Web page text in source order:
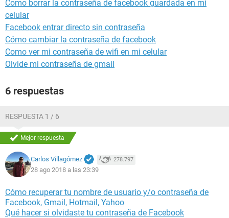
Como borrar la contraseña de facebook guardada en mi
celular
Facebook entrar directo sin contraseña
Cómo cambiar la contraseña de facebook
Como ver mi contraseña de wifi en mi celular
Olvide mi contraseña de gmail
6 respuestas
RESPUESTA 1 / 6
Mejor respuesta
Carlos Villagómez 278.797
28 ago 2018 a las 23:39
Cómo recuperar tu nombre de usuario y/o contraseña de
Facebook, Gmail, Hotmail, Yahoo
Qué hacer si olvidaste tu contraseña de Facebook